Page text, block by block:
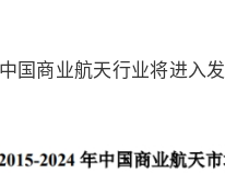
国商业航天行业将进入